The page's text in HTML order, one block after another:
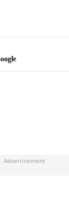
Advertisement